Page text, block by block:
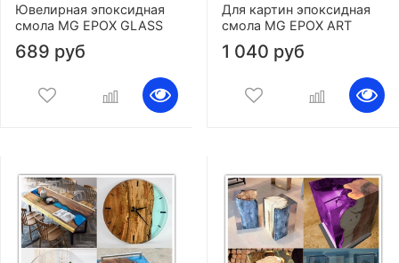
Ювелирная эпоксидная
смола MG EPOX GLASS
689 руб
Для картин эпоксидная
смола MG EPOX ART
1 040 руб